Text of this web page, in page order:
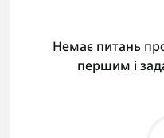
Немає питань
першим і